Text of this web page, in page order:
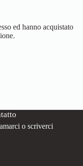
ed hanno acquistato
o scriverci